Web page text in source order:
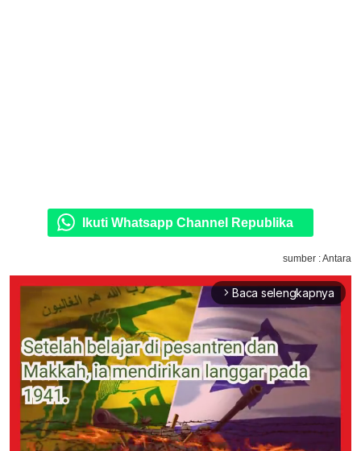
Ikuti Whatsapp Channel Republika
sumber : Antara
arrow_forward_ios Baca selengkapnya